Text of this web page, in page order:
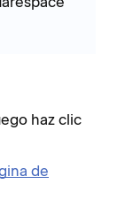
haz clic
de